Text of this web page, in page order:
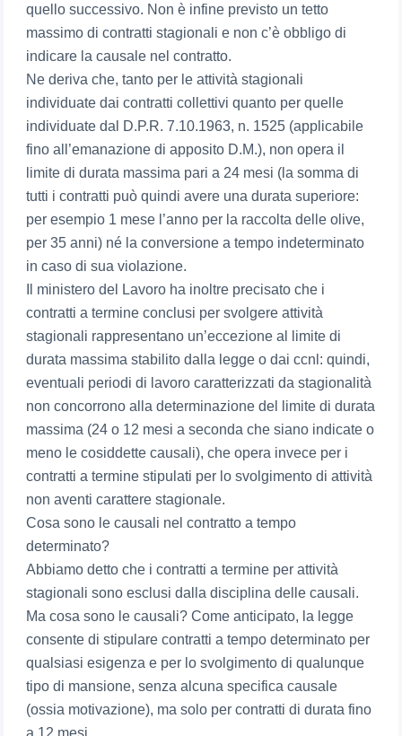
quello successivo. Non è infine previsto un tetto
massimo di contratti stagionali e non c’è obbligo di
indicare la causale nel contratto.
Ne deriva che, tanto per le attività stagionali
individuate dai contratti collettivi quanto per quelle
individuate dal D.P.R. 7.10.1963, n. 1525 (applicabile
fino all’emanazione di apposito D.M.), non opera il
limite di durata massima pari a 24 mesi (la somma di
tutti i contratti può quindi avere una durata superiore:
per esempio 1 mese l’anno per la raccolta delle olive,
per 35 anni) né la conversione a tempo indeterminato
in caso di sua violazione.
Il ministero del Lavoro ha inoltre precisato che i
contratti a termine conclusi per svolgere attività
stagionali rappresentano un’eccezione al limite di
durata massima stabilito dalla legge o dai ccnl: quindi,
eventuali periodi di lavoro caratterizzati da stagionalità
non concorrono alla determinazione del limite di durata
massima (24 o 12 mesi a seconda che siano indicate o
meno le cosiddette causali), che opera invece per i
contratti a termine stipulati per lo svolgimento di attività
non aventi carattere stagionale.
Cosa sono le causali nel contratto a tempo
determinato?
Abbiamo detto che i contratti a termine per attività
stagionali sono esclusi dalla disciplina delle causali.
Ma cosa sono le causali? Come anticipato, la legge
consente di stipulare contratti a tempo determinato per
qualsiasi esigenza e per lo svolgimento di qualunque
tipo di mansione, senza alcuna specifica causale
(ossia motivazione), ma solo per contratti di durata fino
a 12 mesi.